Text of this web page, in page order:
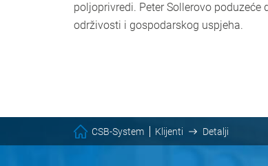
poljoprivredi. Peter Sollerovo
održivosti i gospodarskog uspjeha.
CSB-System Klijenti Detalji